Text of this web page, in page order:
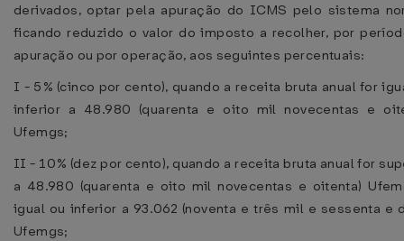
derivados, optar pela apuração do ICMS pelo sistema
ficando reduzido o valor do imposto a recolher, por
apuração ou por operação, aos seguintes percentuais:
I - 5% (cinco por cento), quando a receita bruta anual for
inferior a 48.980 (quarenta e oito mil novecentas e
Ufemgs;
II - 10% (dez por cento), quando a receita bruta anual for
a 48.980 (quarenta e oito mil novecentas e oitenta)
igual ou inferior a 93.062 (noventa e três mil e sessenta e
Ufemgs;